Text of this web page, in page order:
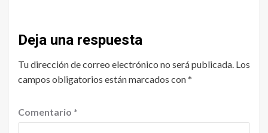
Deja una respuesta
Tu dirección de correo electrónico no será publicada. Los
campos obligatorios están marcados con*
Comentario *